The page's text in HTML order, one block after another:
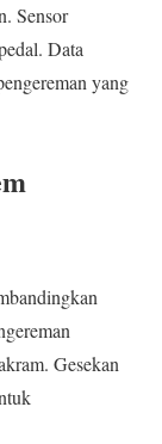
Sensor
Data
yang
Gesekan